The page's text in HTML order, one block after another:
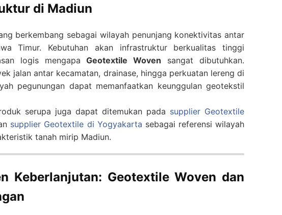
di Madiun
berkembang sebagai wilayah penunjang konektivitas antar
Timur. Kebutuhan akan infrastruktur berkualitas tinggi
logis mengapaGeotextile Woven sangat dibutuhkan.
jalan antar kecamatan, drainase, hingga perkuatan lereng di
pegunungan dapat memanfaatkan keunggulan geotekstil
serupa juga dapat ditemukan pada supplier Geotextile
supplier Geotextile di Yogyakarta sebagai referensi wilayah
tanah mirip Madiun.
Keberlanjutan: Geotextile Woven dan